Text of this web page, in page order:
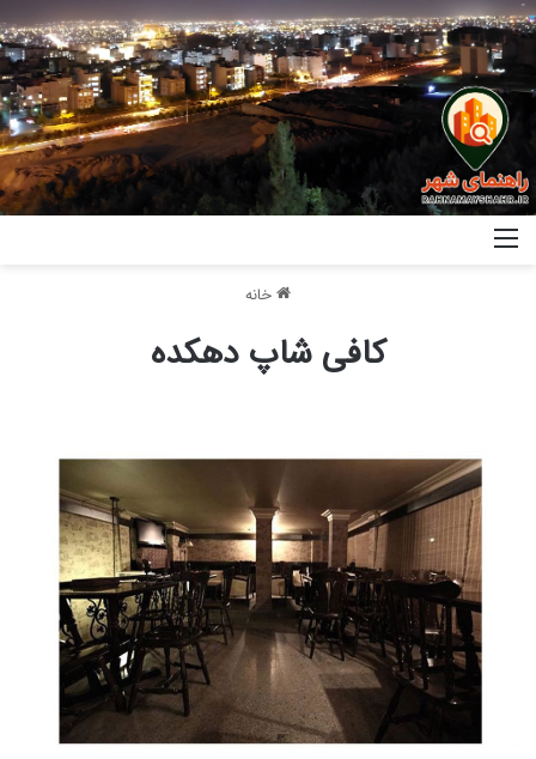
خانه
کافی شاپ دهکده